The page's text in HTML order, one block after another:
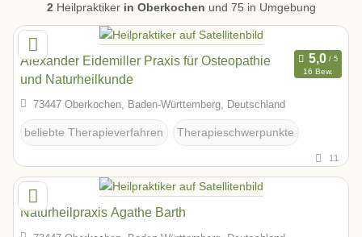
2 Heilpraktiker in Oberkochen und 75 in Umgebung
Alexander Eidemiller Praxis für Osteopathie
und Naturheilkunde
16 Bew.
73447 Oberkochen, Baden-Württemberg, Deutschland
beliebte Therapieverfahren Therapieschwerpunkte
11
Naturheilpraxis Agathe Barth